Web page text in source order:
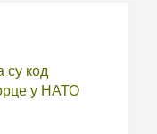
су код
у НАТО